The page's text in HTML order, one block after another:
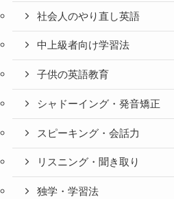
社会人のやり直し英語
中上級者向け学習法
子供の英語教育
シャドーイング・発音矯正
スピーキング・会話力
リスニング・聞き取り
独学・学習法